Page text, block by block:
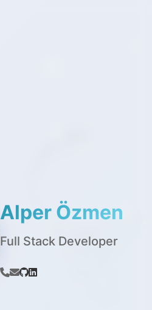
Alper Özmen
Full Stack Developer